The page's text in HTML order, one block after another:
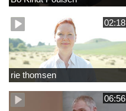
02:18
rie thomsen
06:56